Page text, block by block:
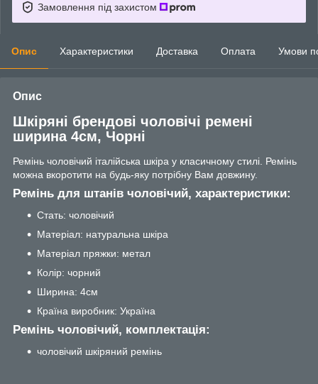
Замовлення під захистом
Опис Характеристики Доставка Оплата Умови
Опис
Шкіряні брендові чоловічі ремені
ширина 4см, Чорні
Ремінь чоловічий італійська шкіра у класичному стилі. Ремінь
можна вкоротити на будь-яку потрібну Вам довжину.
Ремінь для штанів чоловічий, характеристики:
Стать: чоловічий
Матеріал: натуральна шкіра
Матеріал пряжки: метал
Колір: чорний
Ширина: 4см
Країна виробник: Україна
Ремінь чоловічий, комплектація:
чоловічий шкіряний ремінь